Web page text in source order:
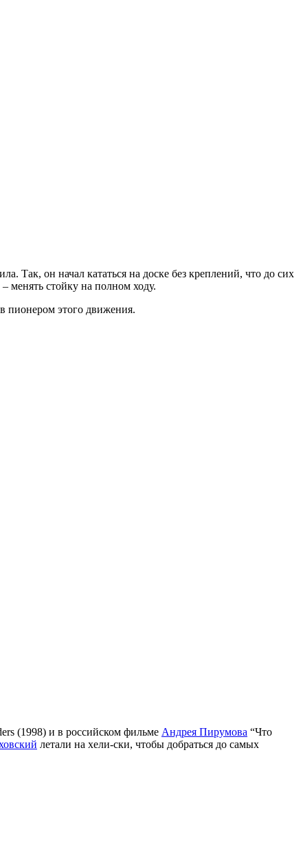
Так, он начал кататься на доске без креплений, что до сих
менять стойку на полном ходу.
пионером этого движения.
(1998) и в российском фильме Андрея Пирумова “Что
летали на хели-ски, чтобы добраться до самых